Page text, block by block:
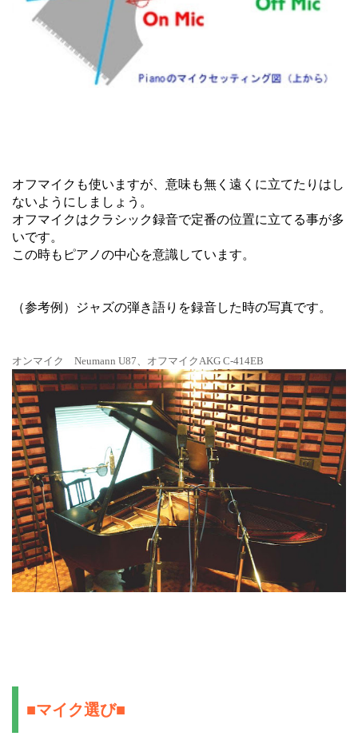
オフマイクも使いますが、意味も無く遠くに立てたりはし
ないようにしましょう。
オフマイクはクラシック録音で定番の位置に立てる事が多
いです。
この時もピアノの中心を意識しています。
（参考例）ジャズの弾き語りを録音した時の写真です。
オンマイク Neumann U87、オフマイクAKG C-414EB
■マイク選び■